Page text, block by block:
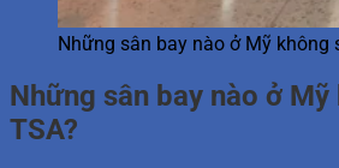
Những sân bay nào ở Mỹ không
Những sân bay nào ở
TSA?